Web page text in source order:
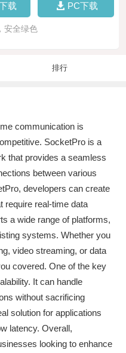
载 PC下载
安全绿色
排行
communication is
SocketPro is a
that provides a seamless
between various
developers can create
require real-time data
a wide range of platforms,
systems. Whether you
video streaming, or data
covered. One of the key
It can handle
without sacrificing
solution for applications
latency. Overall,
looking to enhance